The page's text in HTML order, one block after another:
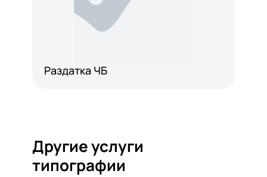
Раздатка ЧБ
Другие услуги
типографии